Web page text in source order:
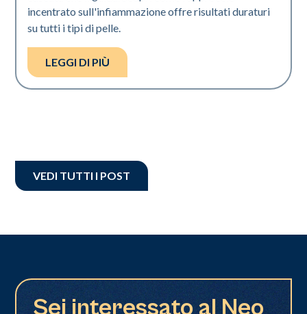
incentrato sull'infiammazione offre risultati duraturi
su tutti i tipi di pelle.
LEGGI DI PIÙ
VEDI TUTTI I POST
Sei interessato al Neo